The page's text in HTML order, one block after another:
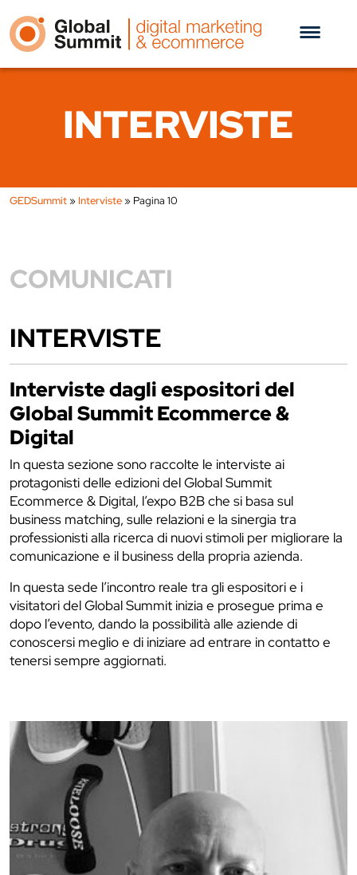
INTERVISTE
GEDSummit» Interviste» Pagina 10
COMUNICATI
INTERVISTE
Interviste dagli espositori del
Global Summit Ecommerce &
Digital
In questa sezione sono raccolte le interviste ai
protagonisti delle edizioni del Global Summit
Ecommerce & Digital, l’expo B2B che si basa sul
business matching, sulle relazioni e la sinergia tra
professionisti alla ricerca di nuovi stimoli per migliorare la
comunicazione e il business della propria azienda.
In questa sede l’incontro reale tra gli espositori e i
visitatori del Global Summit inizia e prosegue prima e
dopo l’evento, dando la possibilità alle aziende di
conoscersi meglio e di iniziare ad entrare in contatto e
tenersi sempre aggiornati.